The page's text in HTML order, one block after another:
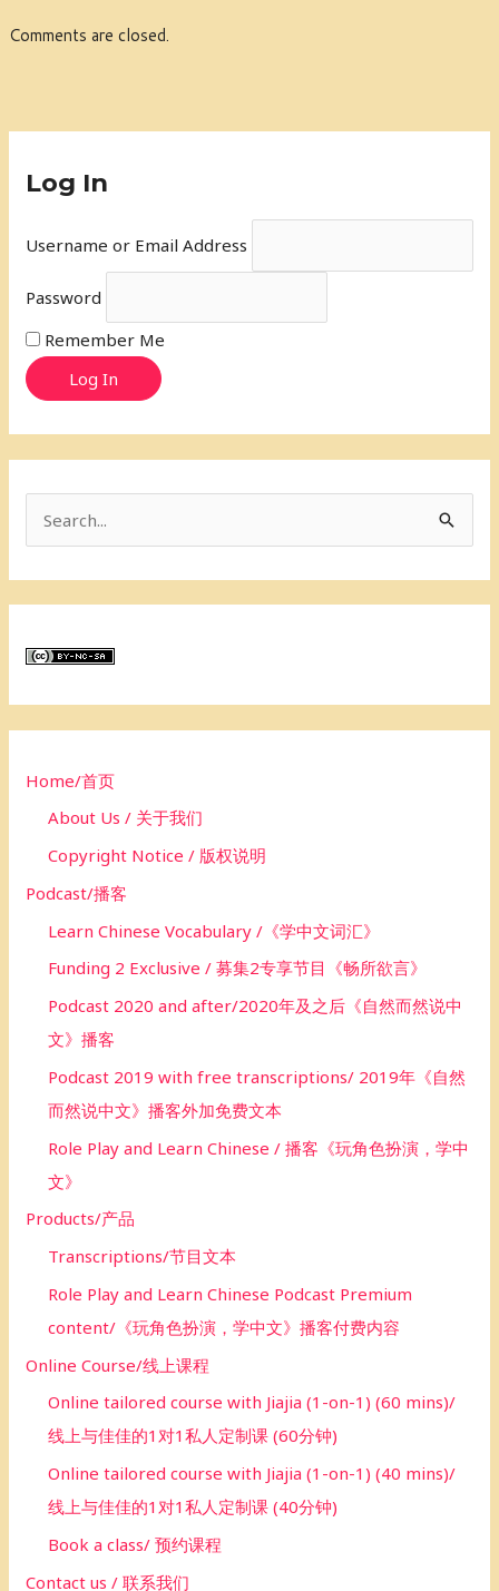
Comments are closed.
Log In
Username or Email Address
Password
Remember Me
Log In
c
rHome/首页
About Us / 关于我们
Copyright Notice / 版权说明
Podcast/播客
Learn Chinese Vocabulary /《学中文词汇》
Funding 2 Exclusive / 募集2专享节目《畅所欲言》
Podcast 2020 and after/2020年及之后《自然而然说中
文》播客
Podcast 2019 with free transcriptions/ 2019年《自然
而然说中文》播客外加免费文本
Role Play and Learn Chinese / 播客《玩角色扮演，学中
文》
Products/产品
Transcriptions/节目文本
Role Play and Learn Chinese Podcast Premium
content/《玩角色扮演，学中文》播客付费内容
Online Course/线上课程
Online tailored course with Jiajia (1-on-1) (60 mins)/
线上与佳佳的1对1私人定制课 (60分钟)
Online tailored course with Jiajia (1-on-1) (40 mins)/
线上与佳佳的1对1私人定制课 (40分钟)
Book a class/ 预约课程
Contact us / 联系我们